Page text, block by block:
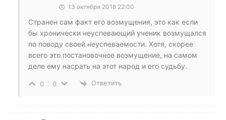
13 октября 2018 22:00
Странен сам факт его возмущения, это как если
бы хронически неуспевающий ученик возмущался
по поводу своей неуспеваемости. Хотя, скорее
всего это постановочное возмущение, на самом
деле ему насрать на этот народ и его судьбу.
0 0 Ответить